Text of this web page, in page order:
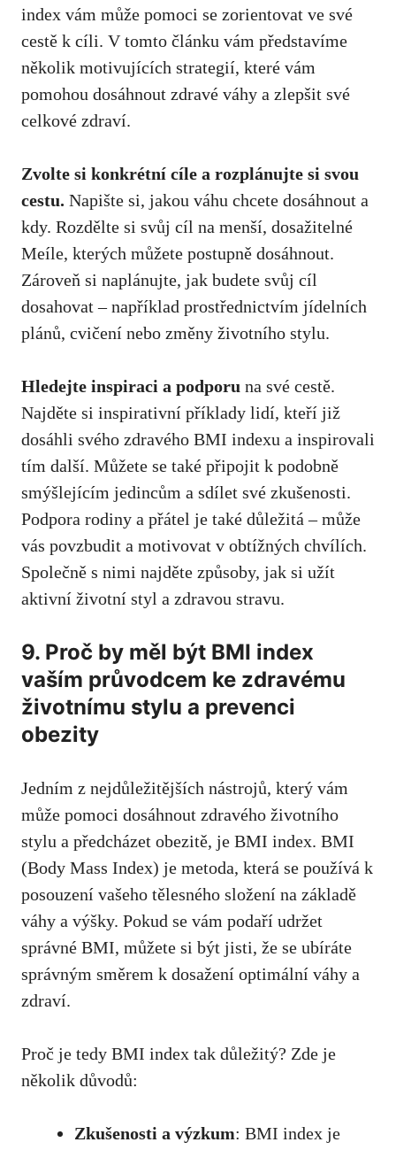
index vám může pomoci‍ se zorientovat ve své
cestě k cíli. V tomto článku vám představíme
několik motivujících strategií, které vám
pomohou​ dosáhnout zdravé váhy a zlepšit⁣ své
celkové zdraví.
Zvolte si konkrétní cíle a rozplánujte si⁣ svou
cestu. Napište si, jakou váhu chcete dosáhnout a
kdy. Rozdělte ⁣si svůj cíl na menší, dosažitelné
Meíle, kterých můžete postupně dosáhnout.‍
Zároveň ⁤si ⁢naplánujte, jak⁢ budete svůj cíl
dosahovat – například prostřednictvím jídelních
plánů, cvičení nebo změny životního stylu.
Hledejte inspiraci ⁢a podporu na své cestě.​
Najděte si inspirativní příklady lidí, kteří ⁤již
dosáhli svého zdravého BMI indexu a inspirovali
tím další. ‌Můžete se také​ připojit k podobně
smýšlejícím jedincům a sdílet své zkušenosti.
Podpora rodiny ​a přátel⁤ je také důležitá – může
vás povzbudit a motivovat v obtížných chvílích.
Společně s nimi najděte ⁣způsoby, jak si užít
aktivní životní ⁣styl a zdravou ​stravu.
9. Proč by měl být BMI index‌
vaším průvodcem ke zdravému
životnímu stylu a prevenci
obezity
Jedním z nejdůležitějších nástrojů, který vám
může​ pomoci dosáhnout zdravého životního
stylu⁢ a předcházet obezitě, je ‍BMI index. BMI
(Body Mass Index)⁢ je metoda, která se používá k
posouzení ​vašeho tělesného složení na ​základě
váhy a výšky. Pokud se vám podaří udržet
správné BMI, můžete si být jisti, že se ubíráte ​
správným směrem k dosažení optimální‌ váhy a
zdraví.
Proč je tedy BMI‌ index tak důležitý? Zde je
několik důvodů:
Zkušenosti a výzkum: BMI index je